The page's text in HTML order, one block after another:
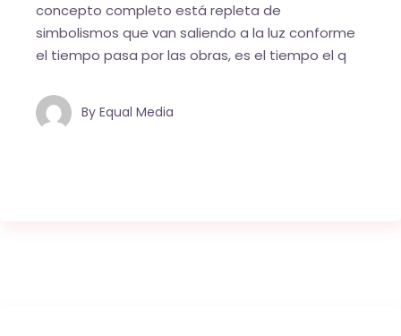
concepto completo está repleta de
simbolismos que van saliendo a la luz conforme
el tiempo pasa por las obras, es el tiempo el q
By Equal Media